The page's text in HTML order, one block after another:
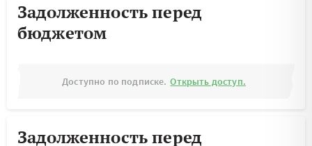
Задолженность перед
бюджетом
Доступно по подписке. Открыть доступ.
Задолженность перед